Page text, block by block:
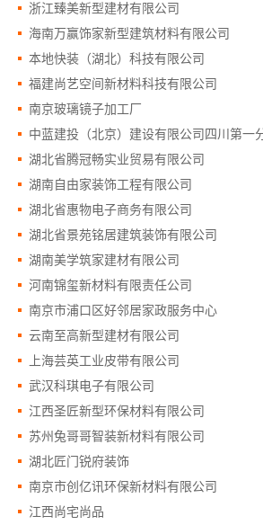
浙江臻美新型建材有限公司
海南万赢饰家新型建筑材料有限公司
本地快装（湖北）科技有限公司
福建尚艺空间新材料科技有限公司
南京玻璃镜子加工厂
中蓝建投（北京）建设有限公司四川第一
湖北省腾冠畅实业贸易有限公司
湖南自由家装饰工程有限公司
湖北省惠物电子商务有限公司
湖北省景苑铭居建筑装饰有限公司
湖南美学筑家建材有限公司
河南锦玺新材料有限责任公司
南京市浦口区好邻居家政服务中心
云南至高新型建材有限公司
上海芸英工业皮带有限公司
武汉科琪电子有限公司
江西圣匠新型环保材料有限公司
苏州兔哥哥智装新材料有限公司
湖北匠门锐府装饰
南京市创亿讯环保新材料有限公司
江西尚宅尚品